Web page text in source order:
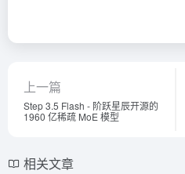
上一篇
Step 3.5 Flash - 阶跃星辰开源的
1960 亿稀疏 MoE 模型
相关文章